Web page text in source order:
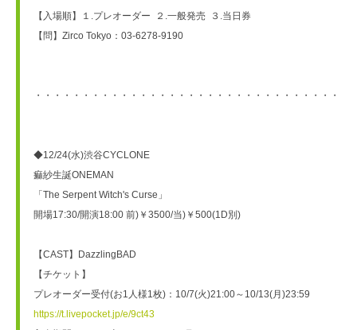
【入場順】１.プレオーダー  ２.一般発売  ３.当日券
【問】Zirco Tokyo：03-6278-9190
・・・・・・・・・・・・・・・・・・・・・・・・・・・・・・・・・
◆12/24(水)渋谷CYCLONE
痲紗生誕ONEMAN
「The Serpent Witch's Curse」
開場17:30/開演18:00 前)￥3500/当)￥500(1D別)
【CAST】DazzlingBAD
【チケット】
プレオーダー受付(お1人様1枚)：10/7(火)21:00～10/13(月)23:59
https://t.livepocket.jp/e/9ct43